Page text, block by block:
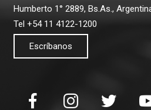
Humberto 1° 2889, Bs.As.,
Tel +54 11 4122-1200
Escríbanos